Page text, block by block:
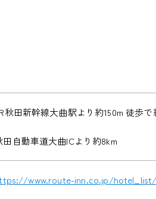
秋田新幹線大曲駅より約150m 徒歩で
田自動車道大曲ICより約8km
www.route-inn.co.jp/